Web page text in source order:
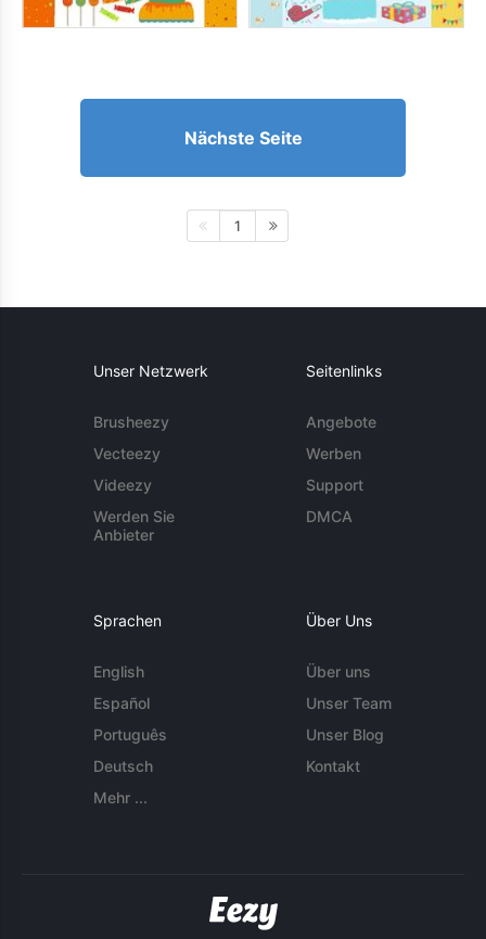
Nächste Seite
1
Unser Netzwerk
Brusheezy
Vecteezy
Videezy
Werden Sie
Anbieter
Seitenlinks
Angebote
Werben
Support
DMCA
Sprachen
English
Español
Português
Deutsch
Mehr ...
Über Uns
Über uns
Unser Team
Unser Blog
Kontakt